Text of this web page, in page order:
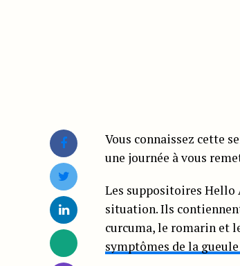
Vous connaissez cette
une journée à vous
Les suppositoires
situation. Ils
curcuma, le romarin et
symptômes de la